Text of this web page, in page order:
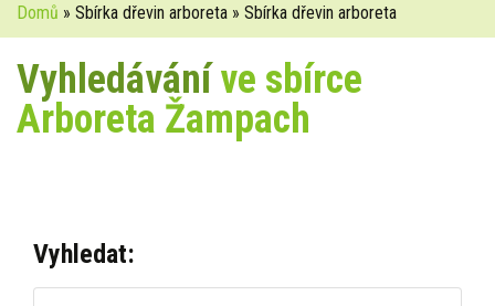
Domů » Sbírka dřevin arboreta » Sbírka dřevin arboreta
Vyhledáváníve sbírce
Arboreta Žampach
Vyhledat: